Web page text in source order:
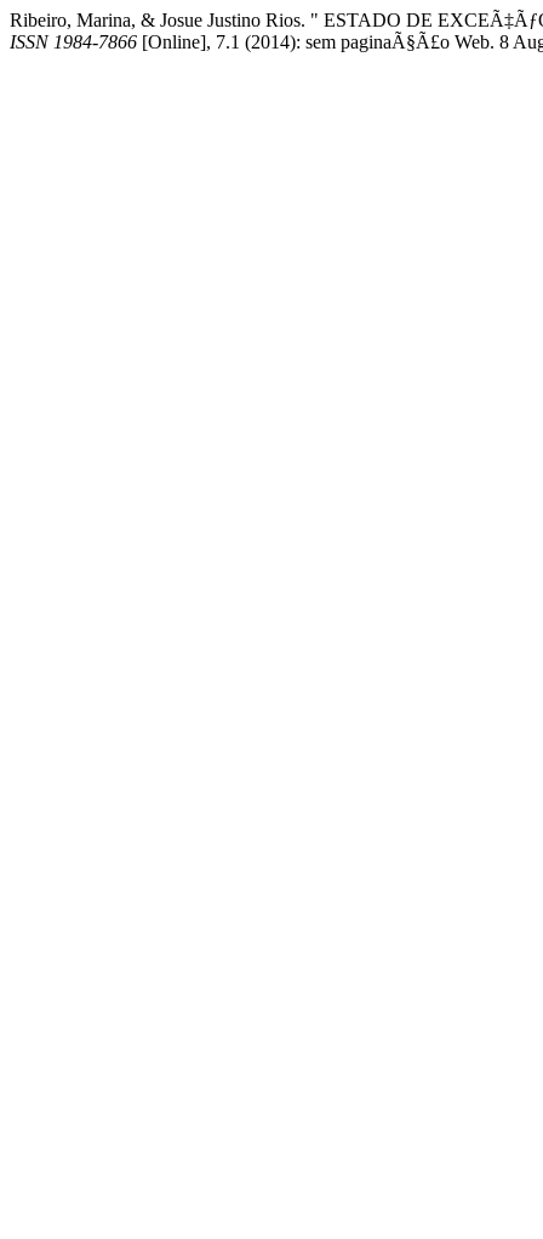
Ribeiro, Marina, & Josue Justino Rios. " ESTADO DE
ISSN 1984-7866 [Online], 7.1 (2014): sem paginaÃ§Ã£o Web. 8